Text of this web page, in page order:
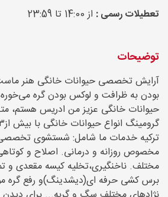
تعطیلات رسمی : از 14:00 تا 23:59
توضیحات
آرایش تخصصی حیوانات خانگی هنر
بودن به ظرافت و لوکس بودن گره
حيوانات خانگى عزيز من ادريس
تركيه خدمات ما شامل: شستشوى
مخصوص روزانه و درمانی. اصلاح و
مختلف. ناخنگيرى،تخلیه کیسه مقعدی و
برس کشی حرفه اى(دیشدینگ)و رفع گره